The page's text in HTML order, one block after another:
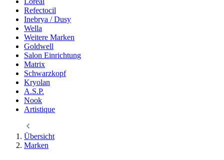
Refectocil
Inebrya / Dusy
Wella
Weitere Marken
Goldwell
Salon Einrichtung
Matrix
Schwarzkopf
Kryolan
A.S.P.
Nook
Artistique
Übersicht
Marken